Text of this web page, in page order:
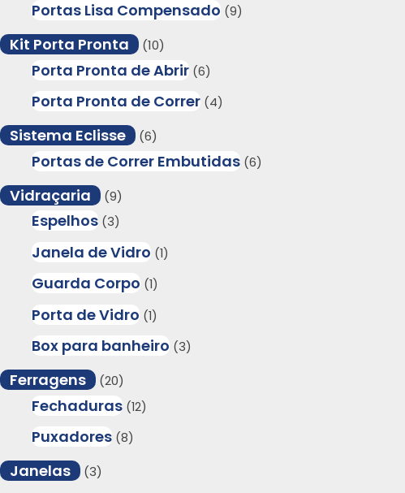
Portas Lisa Compensado (9)
Kit Porta Pronta (10)
Porta Pronta de Abrir (6)
Porta Pronta de Correr (4)
Sistema Eclisse (6)
Portas de Correr Embutidas (6)
Vidraçaria (9)
Espelhos (3)
Janela de Vidro (1)
Guarda Corpo (1)
Porta de Vidro (1)
Box para banheiro (3)
Ferragens (20)
Fechaduras (12)
Puxadores (8)
Janelas
(3)